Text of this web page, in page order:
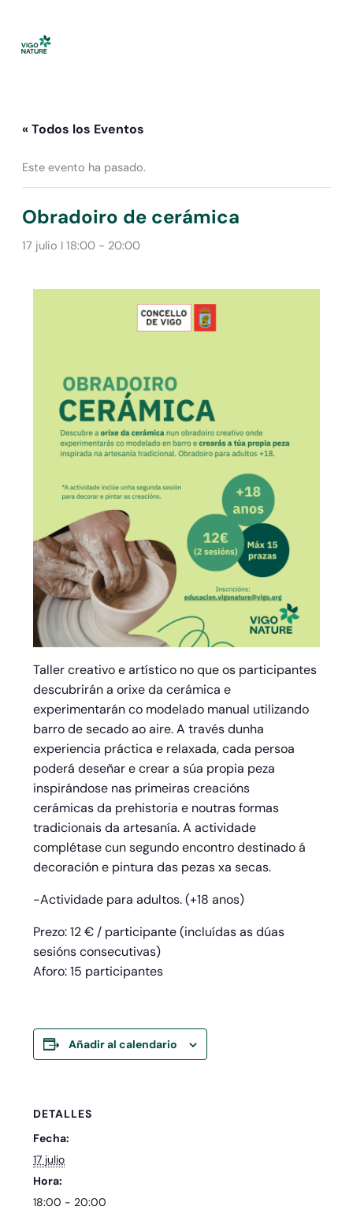
contenido
« Todos los Eventos
Este evento ha pasado.
Obradoiro de cerámica
17 julio I 18:00- 20:00
Taller creativo e artístico no que os participantes
descubrirán a orixe da cerámica e
experimentarán co modelado manual utilizando
barro de secado ao aire. A través dunha
experiencia práctica e relaxada, cada persoa
poderá deseñar e crear a súa propia peza
inspirándose nas primeiras creacións
cerámicas da prehistoria e noutras formas
tradicionais da artesanía. A actividade
complétase cun segundo encontro destinado á
decoración e pintura das pezas xa secas.
-Actividade para adultos. (+18 anos)
Prezo: 12 € / participante (incluídas as dúas
sesións consecutivas)
Aforo: 15 participantes
Añadir al calendario
DETALLES
Fecha:
17 julio
Hora:
18:00 - 20:00